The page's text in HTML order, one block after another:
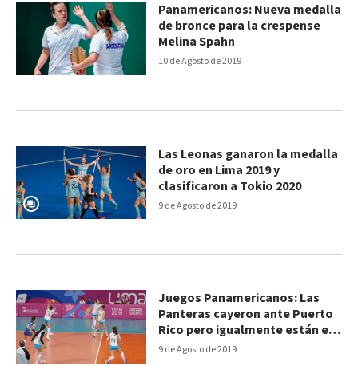
10 de Agosto de 2019
Panamericanos: Nueva medalla
de bronce para la crespense
Melina Spahn
9 de Agosto de 2019
Las Leonas ganaron la medalla
de oro en Lima 2019 y
clasificaron a Tokio 2020
9 de Agosto de 2019
Juegos Panamericanos: Las
Panteras cayeron ante Puerto
Rico pero igualmente están en
la Semi